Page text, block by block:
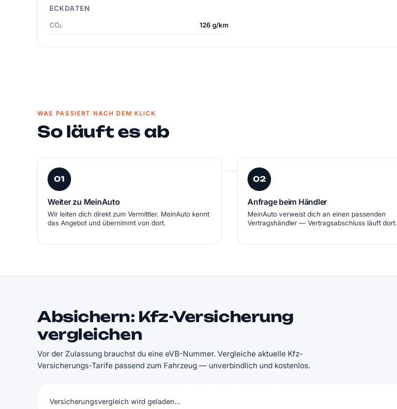
ECKDATEN
CO₂ 126 g/km
WAS PASSIERT NACH DEM KLICK
So läuft es ab
01
Weiter zu MeinAuto
Wir leiten dich direkt zum Vermittler. MeinAuto kennt
das Angebot und übernimmt von dort.
02
Anfrage beim Händler
MeinAuto verweist dich an einen passenden
Vertragshändler — Vertragsabschluss läuft dort.
Absichern: Kfz-Versicherung
vergleichen
Vor der Zulassung brauchst du eine eVB-Nummer. Vergleiche aktuelle Kfz-
Versicherungs-Tarife passend zum Fahrzeug — unverbindlich und kostenlos.
Versicherungsvergleich wird geladen…